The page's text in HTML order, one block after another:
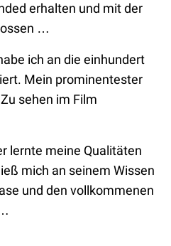
erhalten und mit der
…
ich an die einhundert
Mein prominentester
sehen im Film
lernte meine Qualitäten
mich an seinem Wissen
und den vollkommenen